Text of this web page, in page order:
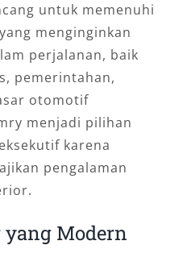
untuk memenuhi
menginginkan
perjalanan, baik
pemerintahan,
otomotif
menjadi pilihan
karena
pengalaman
Modern